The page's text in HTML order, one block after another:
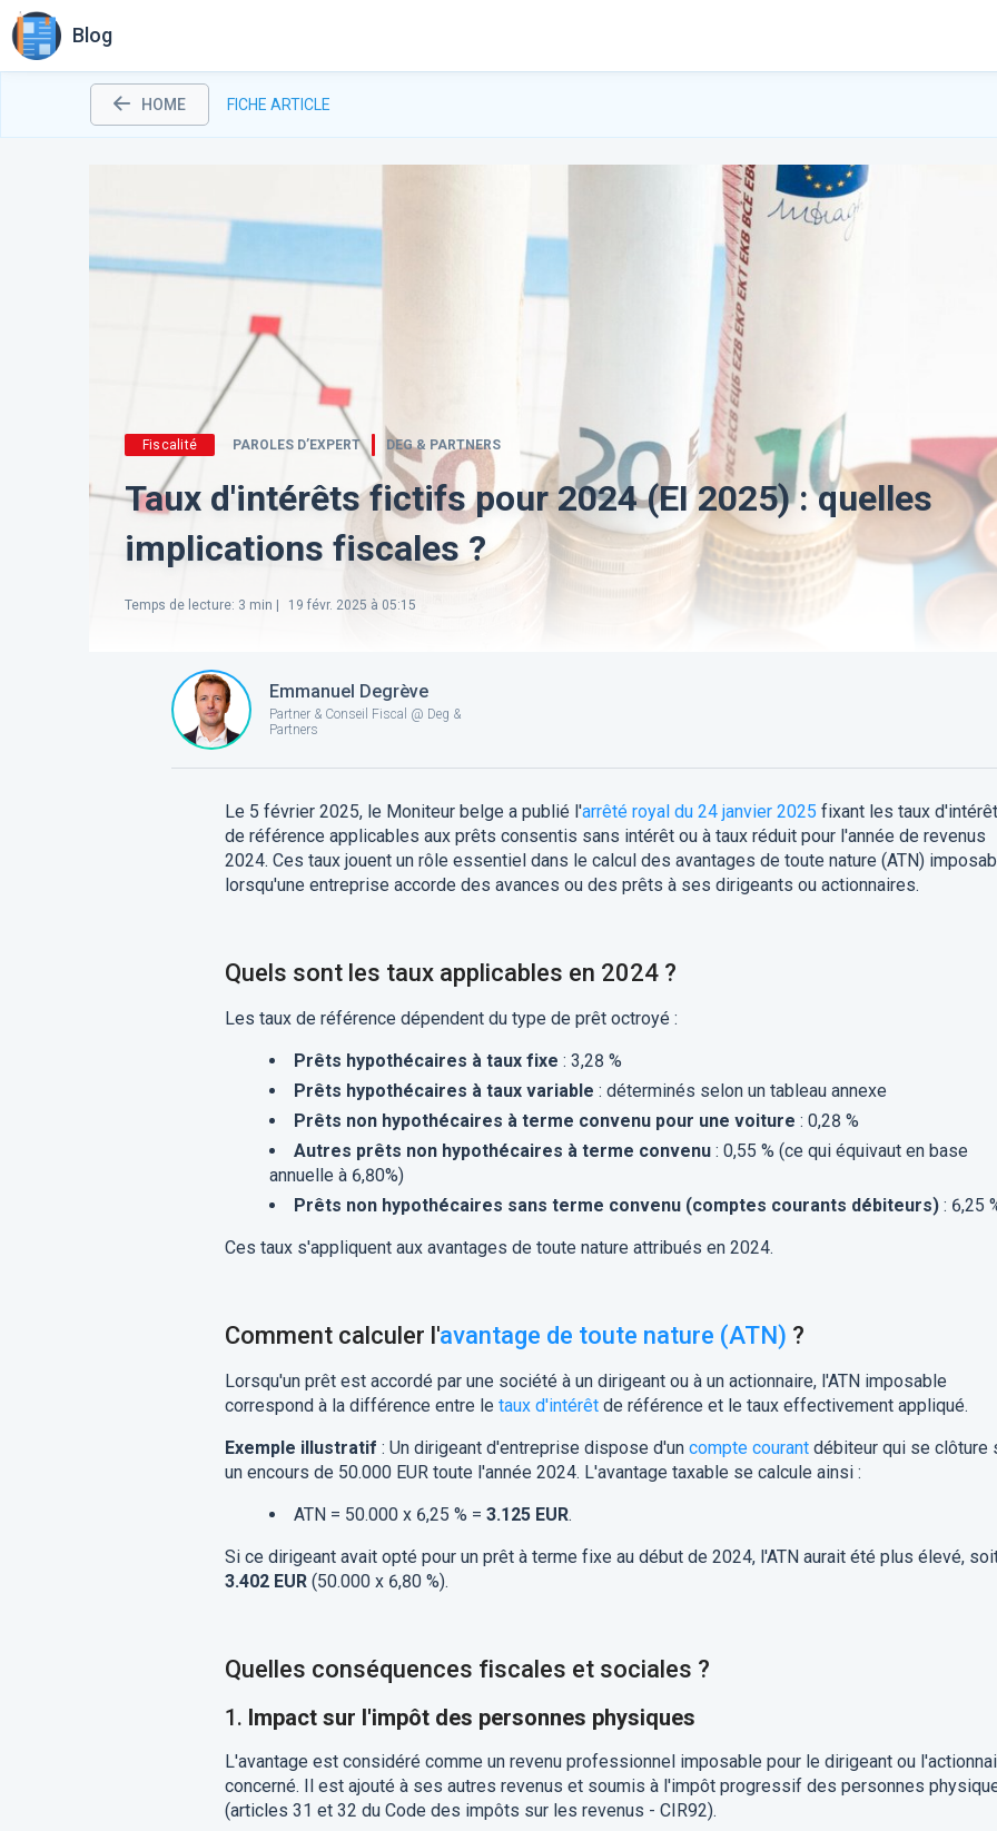
Blog
HOME FICHE ARTICLE
Fiscalité PAROLES D’EXPERT DEG & PARTNERS
Taux d'intérêts fictifs pour 2024 (EI 2025) : quelles
implications fiscales ?
Temps de lecture: 3 min | 19 févr. 2025 à 05:15
Emmanuel Degrève
Partner & Conseil Fiscal @ Deg &
Partners
Le 5 février 2025, le Moniteur belge a publié l'arrêté royal du 24 janvier 2025 fixant les taux
de référence applicables aux prêts consentis sans intérêt ou à taux réduit pour l'année de revenus
2024. Ces taux jouent un rôle essentiel dans le calcul des avantages de toute nature (ATN)
lorsqu'une entreprise accorde des avances ou des prêts à ses dirigeants ou actionnaires.
Quels sont les taux applicables en 2024 ?
Les taux de référence dépendent du type de prêt octroyé :
Prêts hypothécaires à taux fixe : 3,28 %
Prêts hypothécaires à taux variable : déterminés selon un tableau annexe
Prêts non hypothécaires à terme convenu pour une voiture : 0,28 %
Autres prêts non hypothécaires à terme convenu: 0,55 % (ce qui équivaut en base
annuelle à 6,80%)
Prêts non hypothécaires sans terme convenu (comptes courants débiteurs): 6,25
Ces taux s'appliquent aux avantages de toute nature attribués en 2024.
Comment calculer l'avantage de toute nature (ATN) ?
Lorsqu'un prêt est accordé par une société à un dirigeant ou à un actionnaire, l'ATN imposable
correspond à la différence entre le taux d'intérêtde référence et le taux effectivement appliqué.
Exemple illustratif : Un dirigeant d'entreprise dispose d'un compte courantdébiteur qui se clôture
un encours de 50.000 EUR toute l'année 2024. L'avantage taxable se calcule ainsi :
ATN = 50.000 x 6,25 % = 3.125 EUR.
Si ce dirigeant avait opté pour un prêt à terme fixe au début de 2024, l'ATN aurait été plus élevé,
3.402 EUR (50.000 x 6,80 %).
Quelles conséquences fiscales et sociales ?
1. Impact sur l'impôt des personnes physiques
L'avantage est considéré comme un revenu professionnel imposable pour le dirigeant ou
concerné. Il est ajouté à ses autres revenus et soumis à l'impôt progressif des personnes
(articles 31 et 32 du Code des impôts sur les revenus - CIR92).